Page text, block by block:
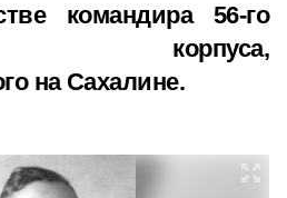
командира 56-го
корпуса,
на Сахалине.